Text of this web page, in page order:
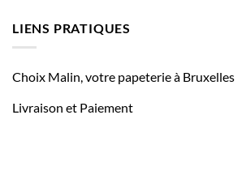
LIENS PRATIQUES
Choix Malin, votre papeterie à Bruxelles
Livraison et Paiement